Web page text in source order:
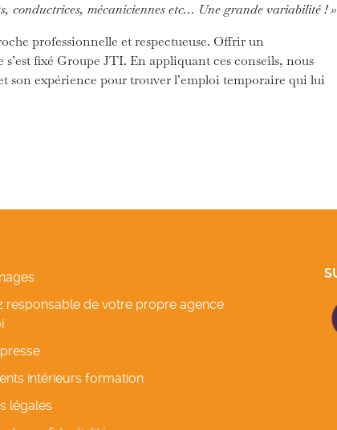
conductrices, mécaniciennes etc… Une grande variabilité ! »
professionnelle et respectueuse. Offrir un
fixé Groupe JTI. En appliquant ces conseils, nous
son expérience pour trouver l’emploi temporaire qui lui
responsable de votre propre agence
intérieurs formation
légales